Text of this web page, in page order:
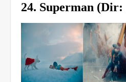
24. Superman (Dir: